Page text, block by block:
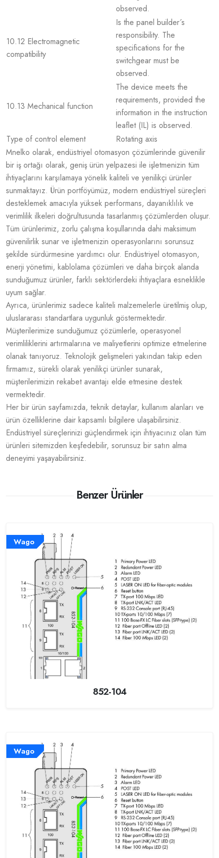
observed.
10.12 Electromagnetic
compatibility
Is the panel builder´s
responsibility. The
specifications for the
switchgear must be
observed.
10.13 Mechanical function
The device meets the
requirements, provided the
information in the instruction
leaflet (IL) is observed.
Type of control element
Rotating axis
Mnelko olarak, endüstriyel otomasyon çözümlerinde güvenilir
bir iş ortağı olarak, geniş ürün yelpazesi ile işletmenizin tüm
ihtiyaçlarını karşılamaya yönelik kaliteli ve yenilikçi ürünler
sunmaktayız. Ürün portföyümüz, modern endüstriyel süreçleri
desteklemek amacıyla yüksek performans, dayanıklılık ve
verimlilik ilkeleri doğrultusunda tasarlanmış çözümlerden oluşur.
Tüm ürünlerimiz, zorlu çalışma koşullarında dahi maksimum
güvenilirlik sunar ve işletmenizin operasyonlarını sorunsuz
şekilde sürdürmesine yardımcı olur. Endüstriyel otomasyon,
enerji yönetimi, kablolama çözümleri ve daha birçok alanda
sunduğumuz ürünler, farklı sektörlerdeki ihtiyaçlara esneklikle
uyum sağlar.
Ayrıca, ürünlerimiz sadece kaliteli malzemelerle üretilmiş olup,
uluslararası standartlara uygunluk göstermektedir.
Müşterilerimize sunduğumuz çözümlerle, operasyonel
verimliliklerini artırmalarına ve maliyetlerini optimize etmelerine
olanak tanıyoruz. Teknolojik gelişmeleri yakından takip eden
firmamız, sürekli olarak yenilikçi ürünler sunarak,
müşterilerimizin rekabet avantajı elde etmesine destek
vermektedir.
Her bir ürün sayfamızda, teknik detaylar, kullanım alanları ve
ürün özelliklerine dair kapsamlı bilgilere ulaşabilirsiniz.
Endüstriyel süreçlerinizi güçlendirmek için ihtiyacınız olan tüm
ürünleri sitemizden keşfedebilir, sorunsuz bir satın alma
deneyimi yaşayabilirsiniz.
Benzer Ürünler
Wago
852-104
Wago